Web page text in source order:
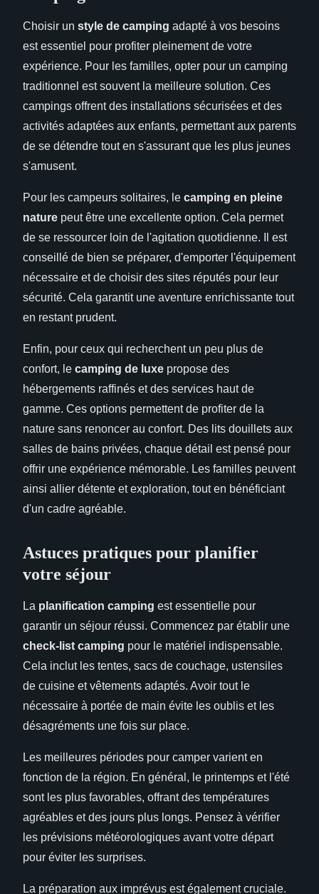
Choisir un style de camping adapté à vos besoins
est essentiel pour profiter pleinement de votre
expérience. Pour les familles, opter pour un camping
traditionnel est souvent la meilleure solution. Ces
campings offrent des installations sécurisées et des
activités adaptées aux enfants, permettant aux parents
de se détendre tout en s'assurant que les plus jeunes
s'amusent.
Pour les campeurs solitaires, le camping en pleine
nature peut être une excellente option. Cela permet
de se ressourcer loin de l'agitation quotidienne. Il est
conseillé de bien se préparer, d'emporter l'équipement
nécessaire et de choisir des sites réputés pour leur
sécurité. Cela garantit une aventure enrichissante tout
en restant prudent.
Enfin, pour ceux qui recherchent un peu plus de
confort, le camping de luxe propose des
hébergements raffinés et des services haut de
gamme. Ces options permettent de profiter de la
nature sans renoncer au confort. Des lits douillets aux
salles de bains privées, chaque détail est pensé pour
offrir une expérience mémorable. Les familles peuvent
ainsi allier détente et exploration, tout en bénéficiant
d'un cadre agréable.
Astuces pratiques pour planifier
votre séjour
La planification camping est essentielle pour
garantir un séjour réussi. Commencez par établir une
check-list camping pour le matériel indispensable.
Cela inclut les tentes, sacs de couchage, ustensiles
de cuisine et vêtements adaptés. Avoir tout le
nécessaire à portée de main évite les oublis et les
désagréments une fois sur place.
Les meilleures périodes pour camper varient en
fonction de la région. En général, le printemps et l'été
sont les plus favorables, offrant des températures
agréables et des jours plus longs. Pensez à vérifier
les prévisions météorologiques avant votre départ
pour éviter les surprises.
La préparation aux imprévus est également cruciale.